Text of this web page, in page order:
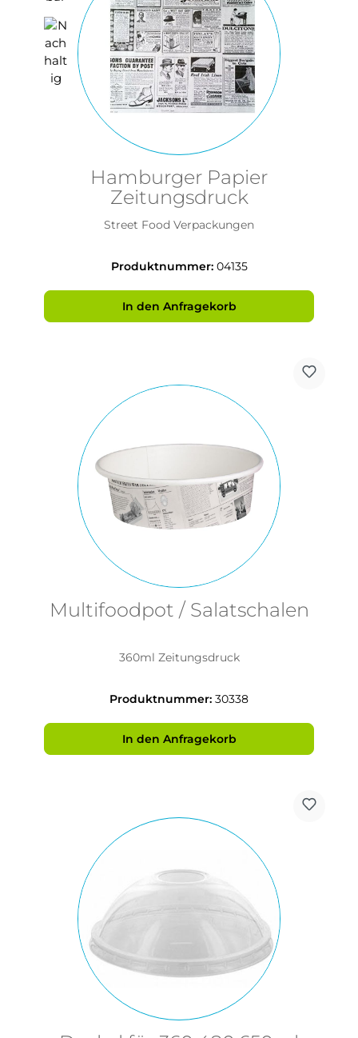
Hamburger Papier
Zeitungsdruck
Street Food Verpackungen
Produktnummer: 04135
In den Anfragekorb
Multifoodpot / Salatschalen
360ml Zeitungsdruck
Produktnummer: 30338
In den Anfragekorb